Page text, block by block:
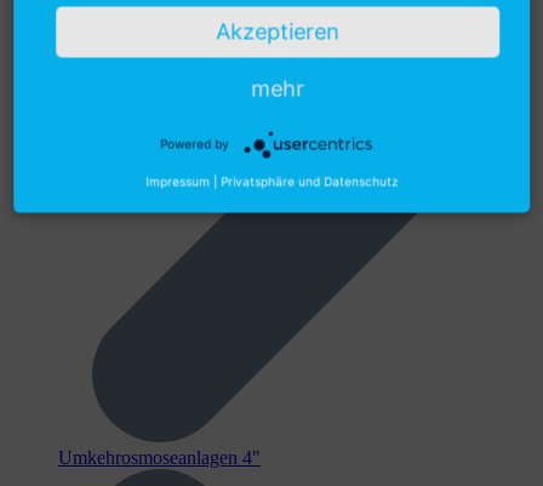
Umkehrosmoseanlagen 4"
Akzeptieren
mehr
Powered by
Impressum Privatsphäre und Datenschutz